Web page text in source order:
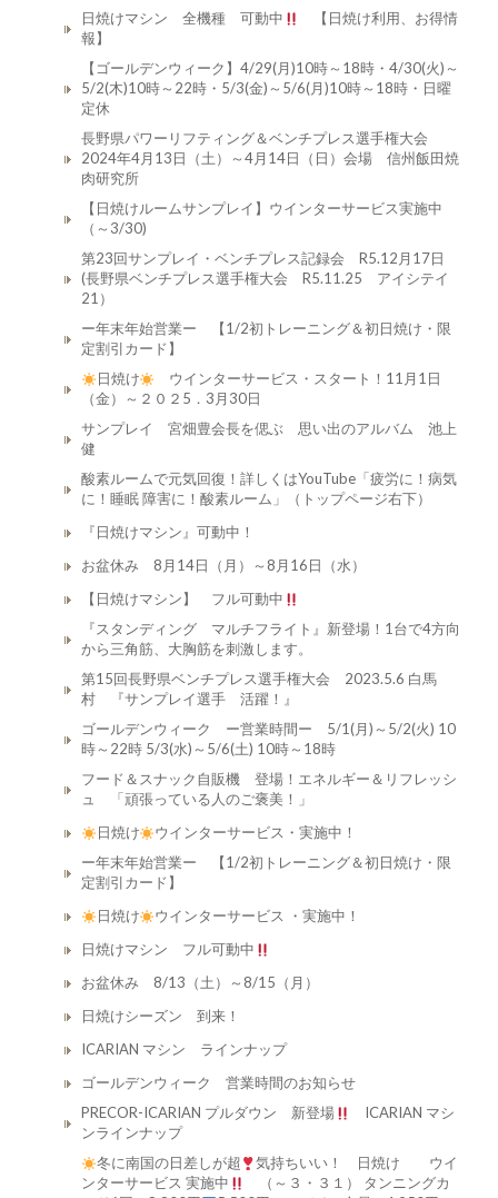
日焼けマシン 全機種 可動中
【日焼け利用、お得情
報】
【ゴールデンウィーク】4/29(月)10時～18時・4/30(火)～
5/2(木)10時～22時・5/3(金)～5/6(月)10時～18時・日曜
定休
長野県パワーリフティング＆ベンチプレス選手権大会
2024年4月13日（土）～4月14日（日）会場 信州飯田焼
肉研究所
【日焼けルームサンプレイ】ウインターサービス実施中
（～3/30)
第23回サンプレイ・ベンチプレス記録会 R5.12月17日
(長野県ベンチプレス選手権大会 R5.11.25 アイシテイ
21）
ー年末年始営業ー 【1/2初トレーニング＆初日焼け・限
定割引カード】
日焼け
ウインターサービス・スタート！11月1日
（金）～２０２5．3月30日
サンプレイ 宮畑豊会長を偲ぶ 思い出のアルバム 池上
健
酸素ルームで元気回復！詳しくはYouTube「疲労に！病気
に！睡眠 障害に！酸素ルーム」（トップページ右下）
『日焼けマシン』可動中！
お盆休み 8月14日（月）～8月16日（水）
【日焼けマシン】 フル可動中
『スタンディング マルチフライト』新登場！1台で4方向
から三角筋、大胸筋を刺激します。
第15回長野県ベンチプレス選手権大会 2023.5.6 白馬
村 『サンプレイ選手 活躍！』
ゴールデンウィーク ー営業時間ー 5/1(月)～5/2(火) 10
時～22時 5/3(水)～5/6(土) 10時～18時
フード＆スナック自販機 登場！エネルギー＆リフレッシ
ュ 「頑張っている人のご褒美！」
日焼け
ウインターサービス・実施中！
ー年末年始営業ー 【1/2初トレーニング＆初日焼け・限
定割引カード】
日焼け
ウインターサービス ・実施中！
日焼けマシン フル可動中
お盆休み 8/13（土）～8/15（月）
日焼けシーズン 到来！
ICARIAN マシン ラインナップ
ゴールデンウィーク 営業時間のお知らせ
PRECOR-ICARIAN プルダウン 新登場
ICARIAN マシ
ンラインナップ
冬に南国の日差しが超
気持ちいい！ 日焼け ウイ
ンターサービス 実施中
（～３・３１） タンニングカ